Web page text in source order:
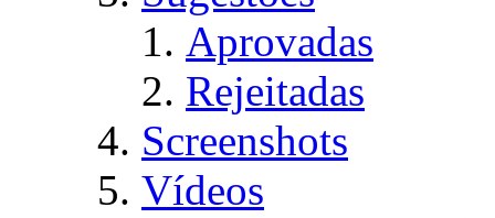
Aprovadas
Rejeitadas
Screenshots
Vídeos